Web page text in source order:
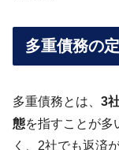
多重債務の
多重債務とは、 3
態を指すことが多
く、2社でも返済